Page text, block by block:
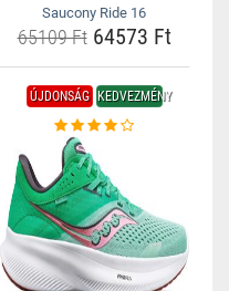
Saucony Ride 16
65109 Ft64573 Ft
ÚJDONSÁG KEDVEZMÉNY